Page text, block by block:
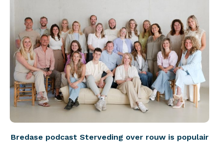
Bredase podcast Sterveding over rouw is populair